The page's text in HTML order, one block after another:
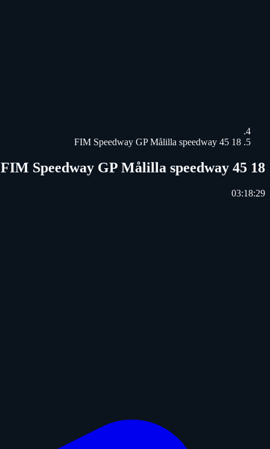
18 45 FIM Speedway GP Målilla speedway
18 45 FIM Speedway GP Målilla speedway
03:18:29